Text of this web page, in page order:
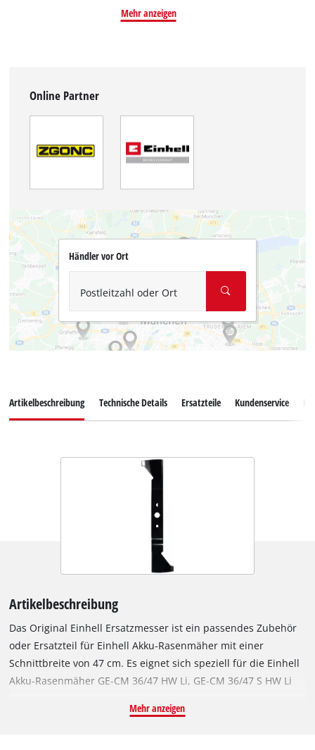
Mehr anzeigen
Online Partner
Händler vor Ort
Postleitzahl oder Ort
Artikelbeschreibung Technische Details Ersatzteile Kundenservice
Artikelbeschreibung
Das Original Einhell Ersatzmesser ist ein passendes Zubehör
oder Ersatzteil für Einhell Akku-Rasenmäher mit einer
Schnittbreite von 47 cm. Es eignet sich speziell für die Einhell
Akku-Rasenmäher GE-CM 36/47 HW Li, GE-CM 36/47 S HW Li
aus Stahl mit zwei präzisen, scharf geschliffenen Schneiden
Mehr anzeigen